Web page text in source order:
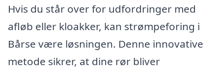
Hvis du står over for udfordringer med
afløb eller kloakker, kan strømpeforing i
Bårse være løsningen. Denne innovative
metode sikrer, at dine rør bliver